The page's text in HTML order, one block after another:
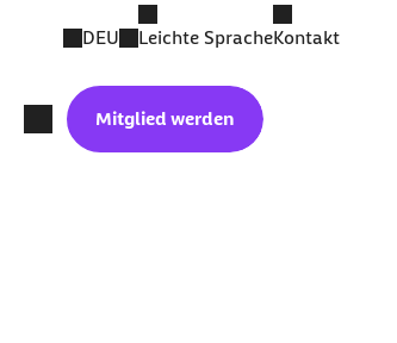
DEU Leichte SpracheKontakt
Mitglied werden